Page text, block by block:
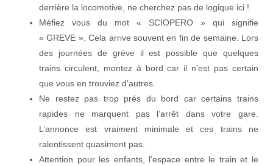
derrière la locomotive, ne cherchez pas de logique ici !
Méfiez vous du mot « SCIOPERO » qui signifie
« GREVE ». Cela arrive souvent en fin de semaine. Lors
des journées de grève il est possible que quelques
trains circulent, montez à bord car il n’est pas certain
que vous en trouviez d’autres.
Ne restez pas trop prés du bord car certains trains
rapides ne marquent pas l’arrêt dans votre gare.
L’annonce est vraiment minimale et ces trains ne
ralentissent quasiment pas.
Attention pour les enfants, l’espace entre le train et le